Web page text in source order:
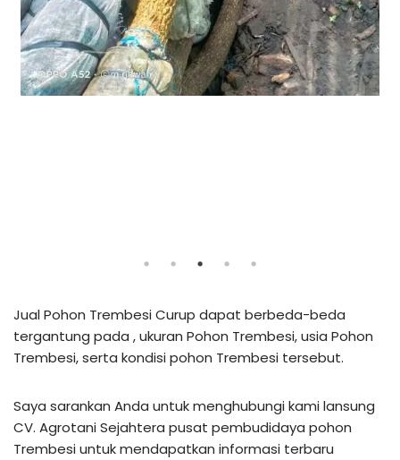
Jual Pohon Trembesi Curup dapat berbeda-beda
tergantung pada , ukuran Pohon Trembesi, usia Pohon
Trembesi, serta kondisi pohon Trembesi tersebut.
Saya sarankan Anda untuk menghubungi kami lansung
CV. Agrotani Sejahtera pusat pembudidaya pohon
Trembesi untuk mendapatkan informasi terbaru